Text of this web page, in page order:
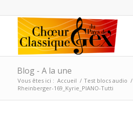
Blog - A la une
Vous êtes ici : Accueil / Test blocs audio /
Rheinberger-169_Kyrie_PIANO-Tutti